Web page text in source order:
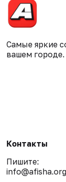
Самые яркие
вашем городе.
Контакты
Пишите: